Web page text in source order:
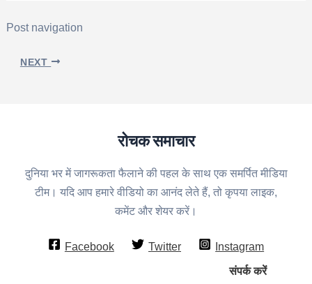
Post navigation
NEXT
रोचक समाचार
दुनिया भर में जागरूकता फैलाने की पहल के साथ एक समर्पित मीडिया
टीम। यदि आप हमारे वीडियो का आनंद लेते हैं, तो कृपया लाइक,
कमेंट और शेयर करें।
Facebook Twitter
Instagram
संपर्क करें